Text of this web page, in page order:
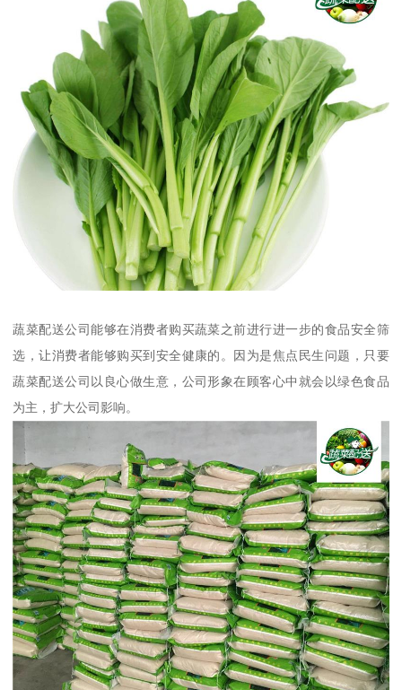
蔬菜配送公司能够在消费者购买蔬菜之前进行进一步的食品安全筛
选，让消费者能够购买到安全健康的。因为是焦点民生问题，只要
蔬菜配送公司以良心做生意，公司形象在顾客心中就会以绿色食品
为主，扩大公司影响。